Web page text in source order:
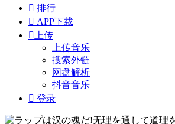
 排行
 APP下载
 上传
上传音乐
搜索外链
网盘解析
抖音音乐
 登录